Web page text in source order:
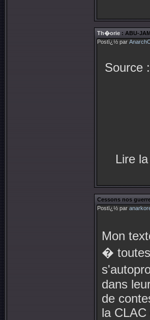
Th�orie : ABU-
Postï¿½ par
Source
Lire
Cessons nos
Postï¿½ par
Mon
� toutes
dans
de
la